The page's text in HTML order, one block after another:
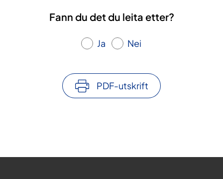
Fann du det du leita etter?
Ja Nei
PDF-utskrift